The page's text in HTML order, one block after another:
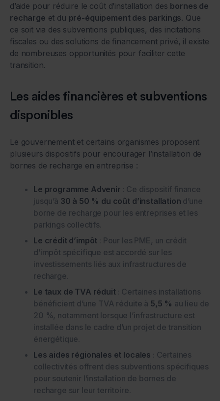
d’aide pour réduire le coût d’installation des bornes de
recharge et du pré-équipement des parkings. Que
ce soit via des subventions publiques, des incitations
fiscales ou des solutions de financement privé, il existe
de nombreuses opportunités pour faciliter cette
transition.
Les aides financières et subventions
disponibles
Le gouvernement et certains organismes proposent
plusieurs dispositifs pour encourager l’installation de
bornes de recharge en entreprise :
Le programme Advenir : Ce dispositif finance
jusqu’à 30 à 50 % du coût d’installation d’une
borne de recharge pour les entreprises et les
parkings collectifs.
Le crédit d’impôt : Pour les PME, un crédit
d’impôt spécifique est accordé sur les
investissements liés aux infrastructures de
recharge.
Le taux de TVA réduit : Certaines installations
bénéficient d’une TVA réduite à 5,5 % au lieu de
20 %, notamment lorsque l’infrastructure est
installée dans le cadre d’un projet de transition
énergétique.
Les aides régionales et locales : Certaines
collectivités offrent des subventions spécifiques
pour soutenir l’installation de bornes de
recharge sur leur territoire.